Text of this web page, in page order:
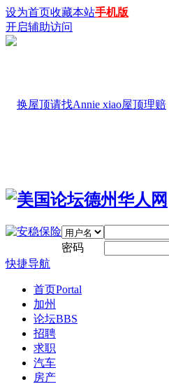
设为首页收藏本站手机版
开启辅助访问
密码
快捷导航
首页Portal
加州
论坛BBS
招聘
求职
汽车
房产